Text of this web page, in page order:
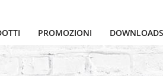
PROMOZIONI DOWNLOADS